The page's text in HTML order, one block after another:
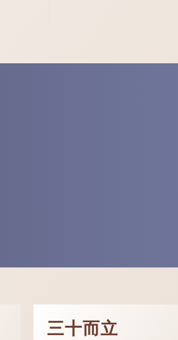
三十而立